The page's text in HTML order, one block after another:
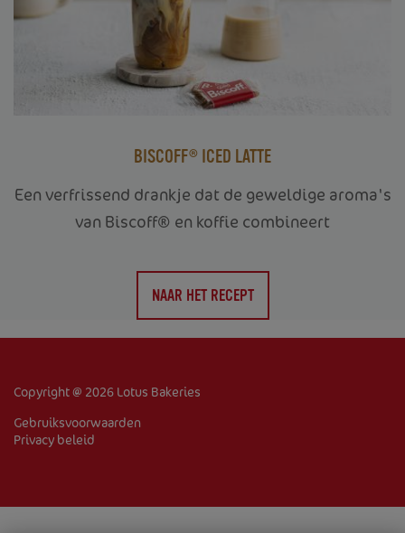
RECEPTEN
KOEKJESVERKOOP
BISCOFF® ICED LATTE
Een verfrissend drankje dat de geweldige aroma's
van Biscoff® en koffie combineert
NAAR HET RECEPT
Copyright @ 2026 Lotus Bakeries
Gebruiksvoorwaarden
Privacy beleid